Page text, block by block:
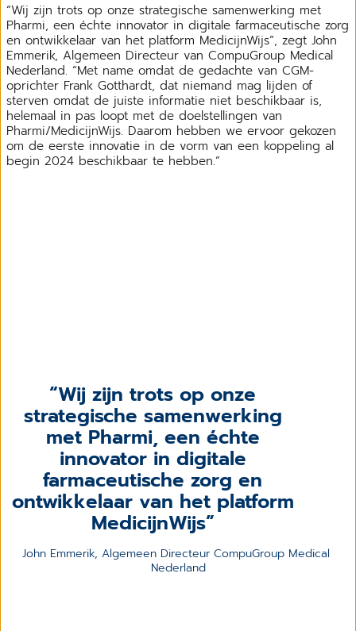
“Wij zijn trots op onze strategische samenwerking met
Pharmi, een échte innovator in digitale farmaceutische zorg
en ontwikkelaar van het platform MedicijnWijs”, zegt John
Emmerik, Algemeen Directeur van CompuGroup Medical
Nederland. “Met name omdat de gedachte van CGM-
oprichter Frank Gotthardt, dat niemand mag lijden of
sterven omdat de juiste informatie niet beschikbaar is,
helemaal in pas loopt met de doelstellingen van
Pharmi/MedicijnWijs. Daarom hebben we ervoor gekozen
om de eerste innovatie in de vorm van een koppeling al
begin 2024 beschikbaar te hebben.”
Wij zijn trots op onze
strategische samenwerking
met Pharmi, een échte
innovator in digitale
farmaceutische zorg en
ontwikkelaar van het platform
MedicijnWijs
John Emmerik, Algemeen Directeur CompuGroup Medical
Nederland